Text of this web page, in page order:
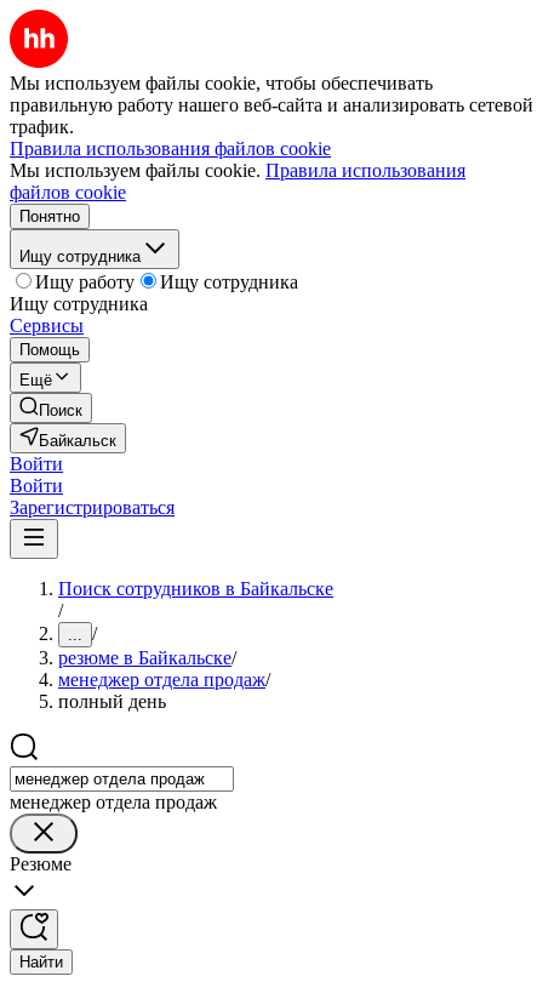
Мы используем файлы cookie, чтобы обеспечивать
правильную работу нашего веб-сайта и анализировать сетевой
трафик.
Правила использования файлов cookie
Мы используем файлы cookie. Правила использования
файлов cookie
Понятно
Ищу сотрудника
Ищу работу
Ищу сотрудника
Ищу сотрудника
Сервисы
Помощь
Ещё
Поиск
Байкальск
Войти
Войти
Зарегистрироваться
Поиск сотрудников в Байкальске
/
... /
резюме в Байкальске/
менеджер отдела продаж/
полный день
менеджер отдела продаж
Резюме
Найти